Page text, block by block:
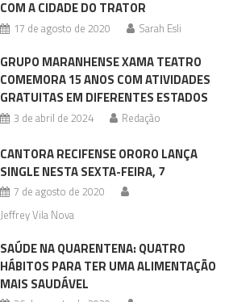
COM A CIDADE DO TRATOR
17 de agosto de 2020 Sarah Esli
GRUPO MARANHENSE XAMA TEATRO
COMEMORA 15 ANOS COM ATIVIDADES
GRATUITAS EM DIFERENTES ESTADOS
3 de abril de 2024 Redação
CANTORA RECIFENSE ORORO LANÇA
SINGLE NESTA SEXTA-FEIRA, 7
7 de agosto de 2020
Jeffrey Vila Nova
SAÚDE NA QUARENTENA: QUATRO
HÁBITOS PARA TER UMA ALIMENTAÇÃO
MAIS SAUDÁVEL